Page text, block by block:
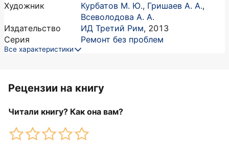
Художник
Курбатов М. Ю., Гришаев А. А.,
Всеволодова А. А.
Издательство
ИД Третий Рим, 2013
Серия
Ремонт без проблем
Все характеристики
Рецензии на книгу
Читали книгу? Как она вам?